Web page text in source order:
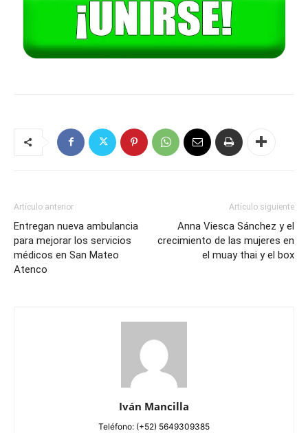
Artículo anterior
Entregan nueva ambulancia
para mejorar los servicios
médicos en San Mateo
Atenco
Artículo siguiente
Anna Viesca Sánchez y el
crecimiento de las mujeres en
el muay thai y el box
Iván Mancilla
Teléfono: (+52) 5649309385